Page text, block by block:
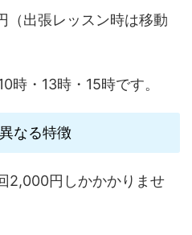
（出張レッスン時は移動
時・13時・15時です。
なる特徴
2,000円しかかかりませ